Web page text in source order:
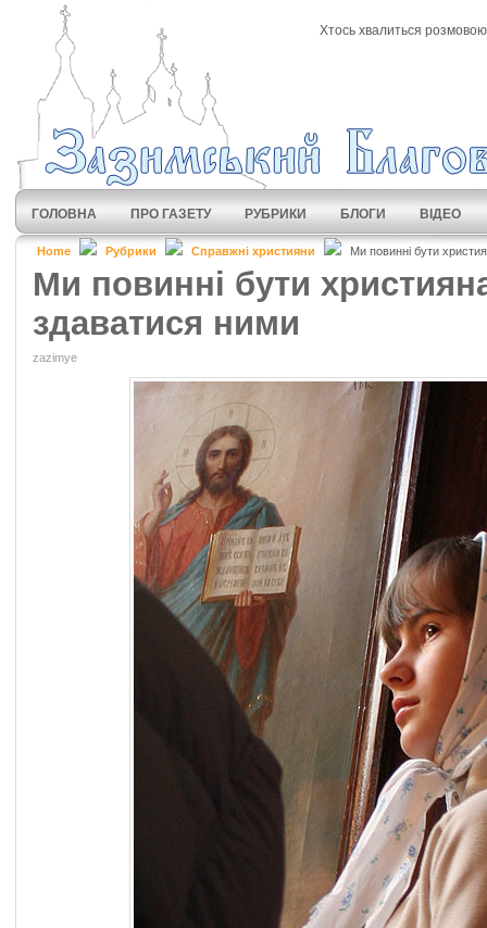
Хтось хвалиться
ГОЛОВНА ПРО ГАЗЕТУ РУБРИКИ БЛОГИ ВІДЕО
Home Рубрики Справжні християни Ми повинні бути
Ми повинні бути
здаватися ними
zazimye